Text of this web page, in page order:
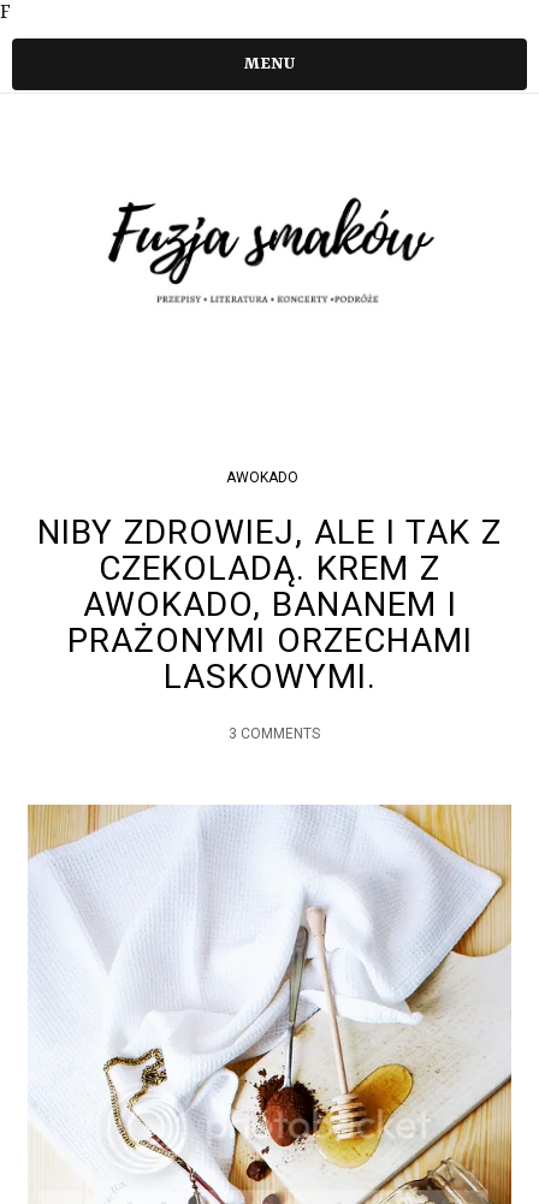
F
MENU
AWOKADO
NIBY ZDROWIEJ, ALE I TAK Z
CZEKOLADĄ. KREM Z
AWOKADO, BANANEM I
PRAŻONYMI ORZECHAMI
LASKOWYMI.
3 COMMENTS